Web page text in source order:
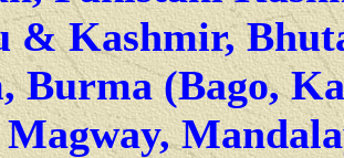
& Kashmir,
Burma (Bago,